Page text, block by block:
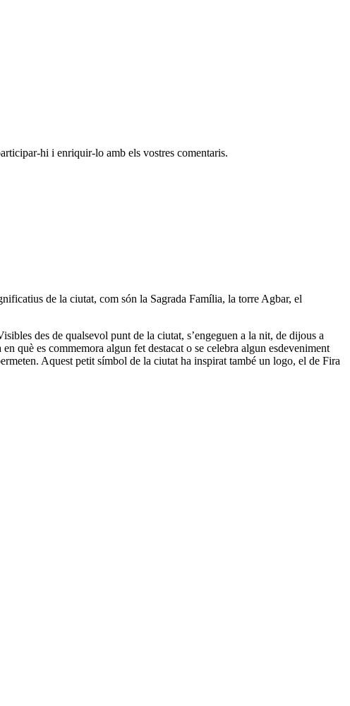
hi i enriquir-lo amb els vostres comentaris.
de la ciutat, com són la Sagrada Família, la torre Agbar, el
des de qualsevol punt de la ciutat, s’engeguen a la nit, de dijous a
què es commemora algun fet destacat o se celebra algun esdeveniment
Aquest petit símbol de la ciutat ha inspirat també un logo, el de Fira